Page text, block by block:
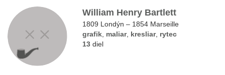
William Henry Bartlett
1809 Londýn – 1854 Marseille
grafik maliar, kresliar, rytec
13 diel